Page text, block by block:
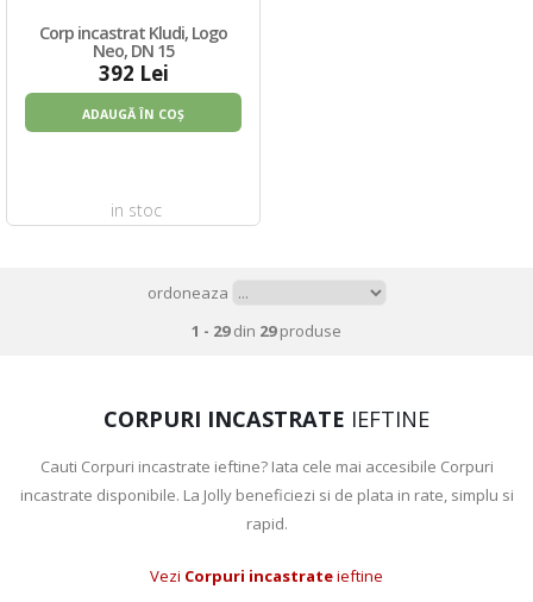
Corp incastrat Kludi, Logo
Neo, DN 15
392 Lei
ADAUGĂ ÎN COȘ
in stoc
ordoneaza
1 - 29din 29produse
CORPURI INCASTRATE IEFTINE
Cauti Corpuri incastrate ieftine? Iata cele mai accesibile Corpuri
incastrate disponibile. La Jolly beneficiezi si de plata in rate, simplu si
rapid.
Vezi Corpuri incastrateieftine